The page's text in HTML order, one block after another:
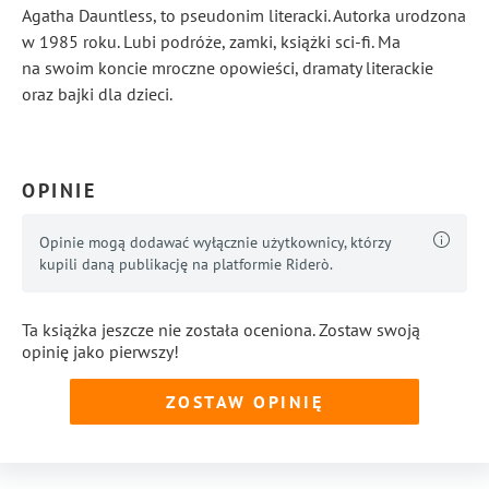
Agatha Dauntless, to pseudonim literacki. Autorka urodzona
w 1985 roku. Lubi podróże, zamki, książki sci-fi. Ma
na swoim koncie mroczne opowieści, dramaty literackie
oraz bajki dla dzieci.
OPINIE
Opinie mogą dodawać wyłącznie użytkownicy, którzy
kupili daną publikację na platformie Riderò.
Ta książka jeszcze nie została oceniona. Zostaw swoją
opinię jako pierwszy!
ZOSTAW OPINIĘ